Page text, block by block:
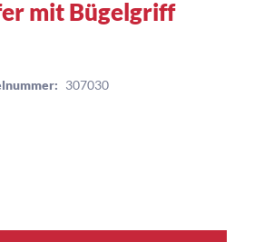
mit Bügelgriff
307030